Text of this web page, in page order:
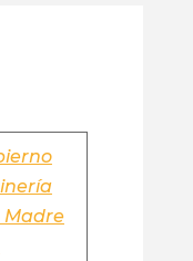
Madre